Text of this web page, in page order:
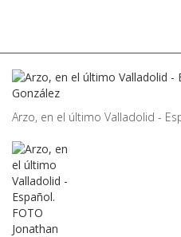
Arzo, en el último Valladolid -